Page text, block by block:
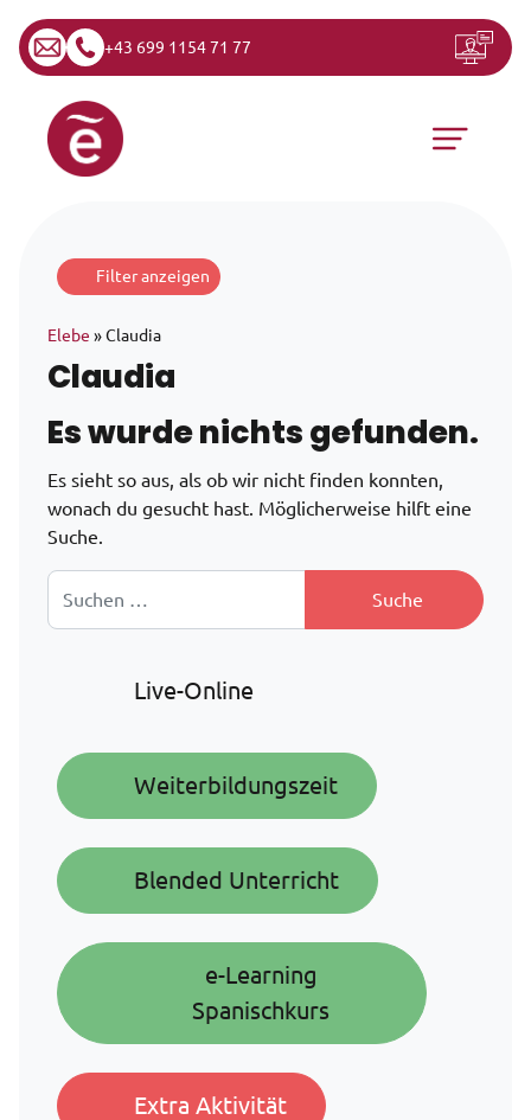
+43 699 1154 71 77
Zum Inhalt springen
Hauptnavigation
Filter anzeigen
Elebe »Claudia
Claudia
Es wurde nichts gefunden.
Es sieht so aus, als ob wir nicht finden konnten,
wonach du gesucht hast. Möglicherweise hilft eine
Suche.
Live-Online
Weiterbildungszeit
Blended Unterricht
e-Learning
Spanischkurs
Extra Aktivität